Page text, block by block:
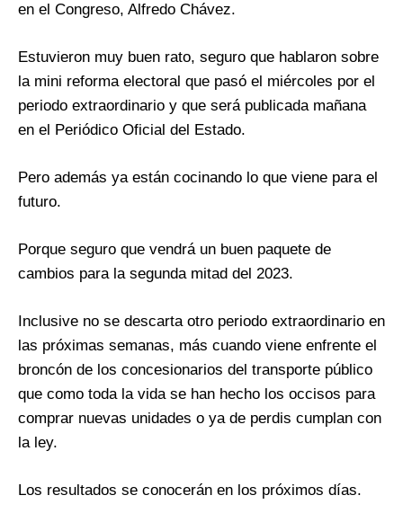
en el Congreso, Alfredo Chávez.
Estuvieron muy buen rato, seguro que hablaron sobre
la mini reforma electoral que pasó el miércoles por el
periodo extraordinario y que será publicada mañana
en el Periódico Oficial del Estado.
Pero además ya están cocinando lo que viene para el
futuro.
Porque seguro que vendrá un buen paquete de
cambios para la segunda mitad del 2023.
Inclusive no se descarta otro periodo extraordinario en
las próximas semanas, más cuando viene enfrente el
broncón de los concesionarios del transporte público
que como toda la vida se han hecho los occisos para
comprar nuevas unidades o ya de perdis cumplan con
la ley.
Los resultados se conocerán en los próximos días.